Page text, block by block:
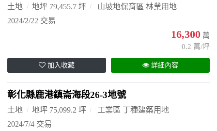
土地 地坪 79,455.7 坪
山坡地保育區 林業用地
2024/2/22 交易
16,300 萬
0.2 萬/坪
加入收藏 詳細內容
彰化縣鹿港鎮崙海段26-3地號
土地 地坪 75,099.2 坪
工業區 丁種建築用地
2024/7/4 交易